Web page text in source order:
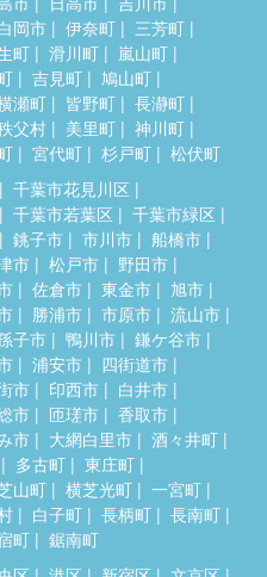
岡市 伊奈町
三芳町
町 滑川町
嵐山町
吉見町
鳩山町
瀬町 皆野町
長瀞町
父村 美里町
神川町
宮代町 杉戸町 松伏町
千葉市花見川区
千葉市若葉区
千葉市緑区
銚子市 市川市
船橋市
市 松戸市
野田市
佐倉市 東金市
旭市
勝浦市 市原市
流山市
子市 鴨川市
鎌ケ谷市
浦安市
四街道市
市 印西市
白井市
市 匝瑳市
香取市
市 大網白里市
酒々井町
多古町
東庄町
山町 横芝光町
一宮町
白子町 長柄町
長南町
町
鋸南町